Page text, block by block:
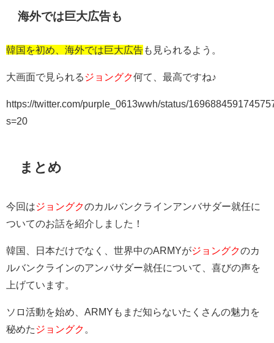
海外では巨大広告も
韓国を初め、海外では巨大広告も見られるよう。
大画面で見られる ジョングク何て、最高ですね♪
https://twitter.com/purple_0613wwh/status/
s=20
まとめ
今回はジョングクのカルバンクラインアンバサダー就任に
ついてのお話を紹介しました！
韓国、日本だけでなく、世界中のARMYがジョングクのカ
ルバンクラインのアンバサダー就任について、喜びの声を
上げています。
ソロ活動を始め、ARMYもまだ知らないたくさんの魅力を
秘めた ジョングク 。